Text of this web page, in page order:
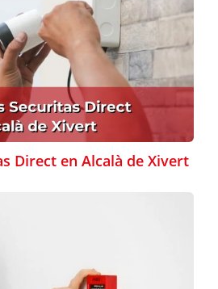
Direct en Alcalà de Xivert